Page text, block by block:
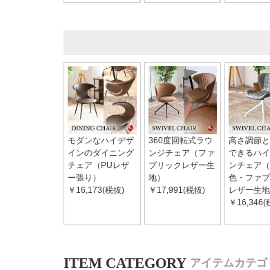
モダンなハイデザ
インのダイニング
チェア（PUレザ
ー張り）
￥16,173(税抜)
360度回転式ラウ
ンジチェア（ファ
ブリックレザー生
地）
￥17,991(税抜)
高さ調節
できるハ
ンチェア
色・ファ
レザー生地
￥16,346(
アイテムカテゴ